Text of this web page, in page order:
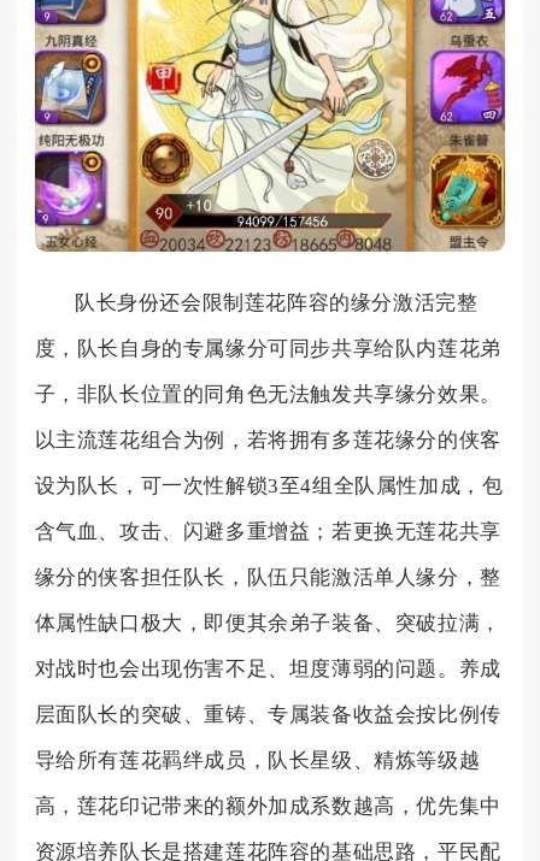
队长身份还会限制莲花阵容的缘分激活完整
度，队长自身的专属缘分可同步共享给队内莲花弟
子，非队长位置的同角色无法触发共享缘分效果。
以主流莲花组合为例，若将拥有多莲花缘分的侠客
设为队长，可一次性解锁3至4组全队属性加成，包
含气血、攻击、闪避多重增益；若更换无莲花共享
缘分的侠客担任队长，队伍只能激活单人缘分，整
体属性缺口极大，即便其余弟子装备、突破拉满，
对战时也会出现伤害不足、坦度薄弱的问题。养成
层面队长的突破、重铸、专属装备收益会按比例传
导给所有莲花羁绊成员，队长星级、精炼等级越
高，莲花印记带来的额外加成系数越高，优先集中
资源培养队长是搭建莲花阵容的基础思路，平民配